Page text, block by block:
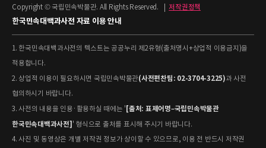
Copyright © 국립민속박물관. All Rights Reserved.
저작권정책
한국민속대백과사전 자료 이용 안내
1. 한국민속대백과사전의 텍스트는 공공누리 제2유형(출처명시+상업적 이용금지)을
적용합니다.
2. 상업적 이용이 필요하시면 국립민속박물관(사전편찬팀: 02-3704-3225)과 사전
협의하시기 바랍니다.
3. 사전의 내용을 인용·활용하실 때에는 ' [출처: 표제어명–국립민속박물관
한국민속대백과사전] ' 형식으로 출처를 표시해 주시기 바랍니다.
4. 사진 및 동영상은 개별 저작권 정보가 상이할 수 있으므로, 이용 전 반드시 저작권